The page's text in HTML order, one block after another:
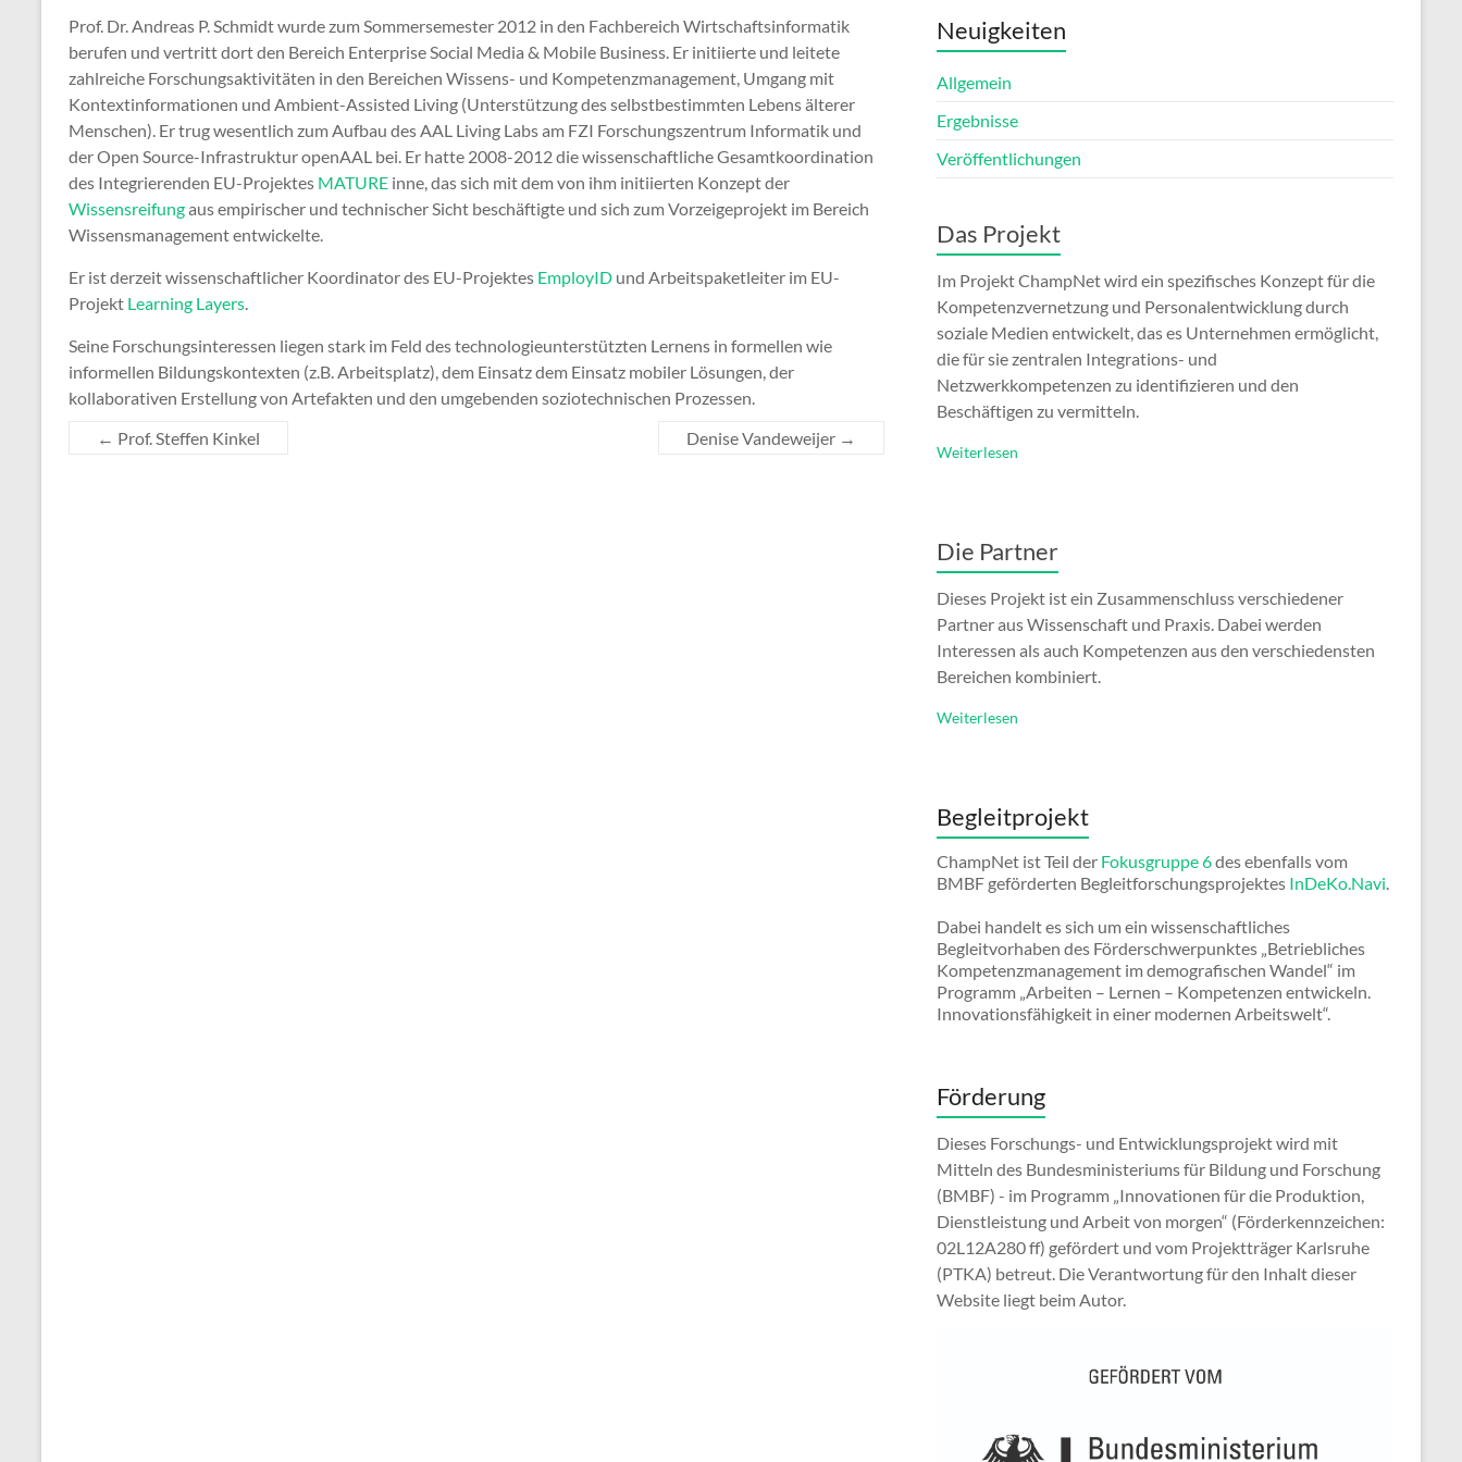
Prof. Dr. Andreas P. Schmidt wurde zum Sommersemester 2012 in den Fachbereich Wirtschaftsinformatik
berufen und vertritt dort den Bereich Enterprise Social Media & Mobile Business. Er initiierte und leitete
zahlreiche Forschungsaktivitäten in den Bereichen Wissens- und Kompetenzmanagement, Umgang mit
Kontextinformationen und Ambient-Assisted Living (Unterstützung des selbstbestimmten Lebens älterer
Menschen). Er trug wesentlich zum Aufbau des AAL Living Labs am FZI Forschungszentrum Informatik und
der Open Source-Infrastruktur openAAL bei. Er hatte 2008-2012 die wissenschaftliche Gesamtkoordination
des Integrierenden EU-Projektes MATURE inne, das sich mit dem von ihm initiierten Konzept der
Wissensreifungaus empirischer und technischer Sicht beschäftigte und sich zum Vorzeigeprojekt im Bereich
Wissensmanagement entwickelte.
Er ist derzeit wissenschaftlicher Koordinator des EU-Projektes EmployID und Arbeitspaketleiter im EU-
Projekt Learning Layers.
Seine Forschungsinteressen liegen stark im Feld des technologieunterstützten Lernens in formellen wie
informellen Bildungskontexten (z.B. Arbeitsplatz), dem Einsatz dem Einsatz mobiler Lösungen, der
kollaborativen Erstellung von Artefakten und den umgebenden soziotechnischen Prozessen.
← Prof. Steffen Kinkel Denise Vandeweijer →
Neuigkeiten
Allgemein
Ergebnisse
Veröffentlichungen
Das Projekt
Im Projekt ChampNet wird ein spezifisches Konzept für die
Kompetenzvernetzung und Personalentwicklung durch
soziale Medien entwickelt, das es Unternehmen ermöglicht,
die für sie zentralen Integrations- und
Netzwerkkompetenzen zu identifizieren und den
Beschäftigen zu vermitteln.
Weiterlesen
Die Partner
Dieses Projekt ist ein Zusammenschluss verschiedener
Partner aus Wissenschaft und Praxis. Dabei werden
Interessen als auch Kompetenzen aus den verschiedensten
Bereichen kombiniert.
Weiterlesen
Begleitprojekt
ChampNet ist Teil der Fokusgruppe 6des ebenfalls vom
BMBF geförderten Begleitforschungsprojektes InDeKo.Navi.
Dabei handelt es sich um ein wissenschaftliches
Begleitvorhaben des Förderschwerpunktes „Betriebliches
Kompetenzmanagement im demografischen Wandel“ im
Programm „Arbeiten – Lernen – Kompetenzen entwickeln.
Innovationsfähigkeit in einer modernen Arbeitswelt“.
Förderung
Dieses Forschungs- und Entwicklungsprojekt wird mit
Mitteln des Bundesministeriums für Bildung und Forschung
(BMBF) - im Programm „Innovationen für die Produktion,
Dienstleistung und Arbeit von morgen“ (Förderkennzeichen:
02L12A280 ff) gefördert und vom Projektträger Karlsruhe
(PTKA) betreut. Die Verantwortung für den Inhalt dieser
Website liegt beim Autor.